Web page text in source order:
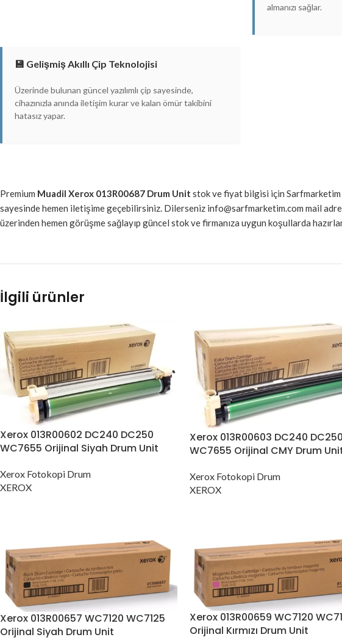
almanızı sağlar.
💾 Gelişmiş Akıllı Çip Teknolojisi
Üzerinde bulunan güncel yazılımlı çip sayesinde,
cihazınızla anında iletişim kurar ve kalan ömür takibini
hatasız yapar.
Premium Muadil Xerox 013R00687 Drum Unit stok ve fiyat bilgisi için Sarfmarketim
sayesinde hemen iletişime geçebilirsiniz. Dilerseniz info@sarfmarketim.com mail
üzerinden hemen görüşme sağlayıp güncel stok ve firmanıza uygun koşullarda
İlgili ürünler
Xerox 013R00602 DC240 DC250
WC7655 Orijinal Siyah Drum Unit
Xerox Fotokopi Drum
XEROX
Xerox 013R00603 DC240 DC250
WC7655 Orijinal CMY Drum
Xerox Fotokopi Drum
XEROX
Xerox 013R00657 WC7120 WC7125
Orijinal Siyah Drum Unit
Xerox 013R00659 WC7120
Orijinal Kırmızı Drum Unit